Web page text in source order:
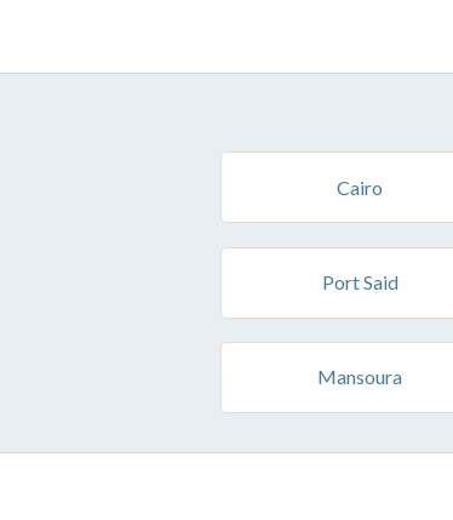
Cairo
Port Said
Mansoura